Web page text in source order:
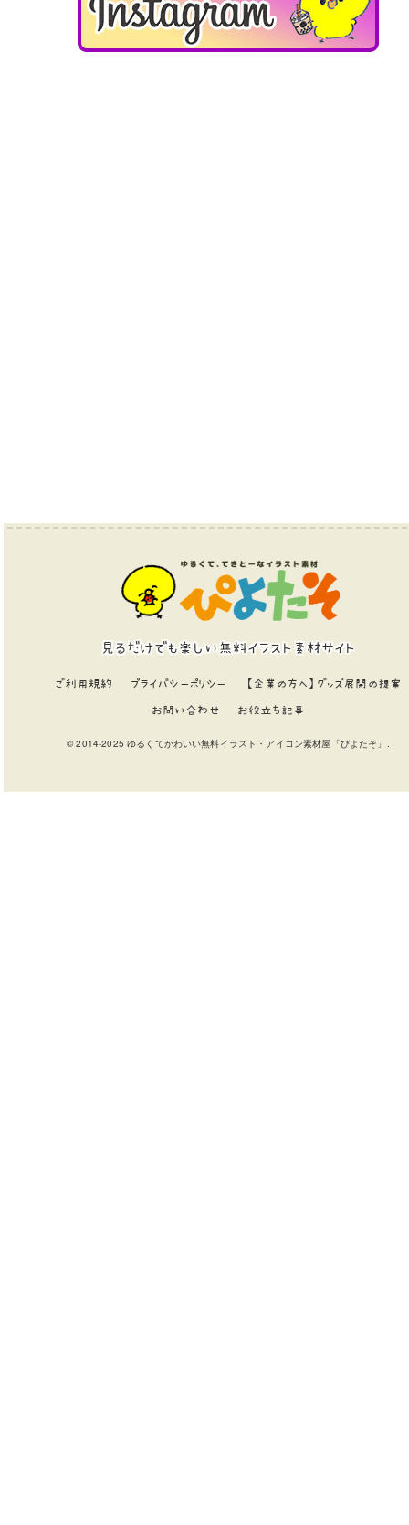
見るだけでも楽しい無料イラスト素材サイト
ご利用規約 プライバシーポリシー 【企業の方へ】グッズ展開の提案
お問い合わせ お役立ち記事
© 2014-2025 ゆるくてかわいい無料イラスト・アイコン素材屋「ぴよたそ」.